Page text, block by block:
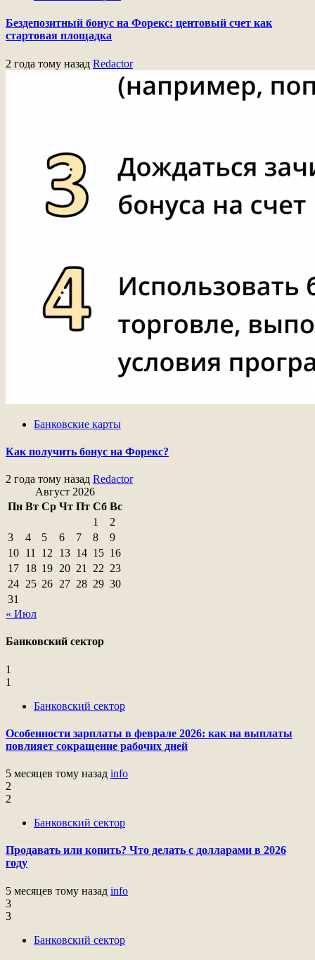
Бездепозитный бонус на Форекс: центовый счет как
стартовая площадка
2 года тому назад Redactor
Банковские карты
Как получить бонус на Форекс?
2 года тому назад Redactor
Август 2026
Пн Вт Ср Чт Пт Сб Вс
1
2
3
4 5 6 7 8
9
10 11 12 13 14 15 16
17 18 19 20 21 22 23
24 25 26 27 28 29 30
31
« Июл
Банковский сектор
1
1
Банковский сектор
Особенности зарплаты в феврале 2026: как на выплаты
повлияет сокращение рабочих дней
5 месяцев тому назад info
2
2
Банковский сектор
Продавать или копить? Что делать с долларами в 2026
году
5 месяцев тому назад info
3
3
Банковский сектор